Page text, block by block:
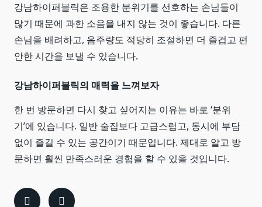
강남하이퍼블릭은 조용한 분위기를 선호하는 손님들이
많기 때문에 과한 소음을 내지 않는 것이 좋습니다. 다른
손님을 배려하고, 음주량도 적당히 조절하면 더 즐겁고 편
안한 시간을 보낼 수 있습니다.
강남하이퍼블릭의 매력을 느껴보자
한 번 방문하면 다시 찾고 싶어지는 이유는 바로 ‘분위
기’에 있습니다. 일반 술집보다 고급스럽고, 동시에 부담
없이 즐길 수 있는 공간이기 때문입니다. 제대로 알고 방
문하면 훨씬 만족스러운 경험을 할 수 있을 것입니다.